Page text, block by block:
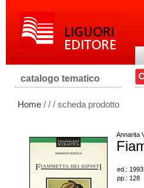
catalogo tematico
Home / / / scheda prodotto
Annarita
ed.: 1993
pp.: 128